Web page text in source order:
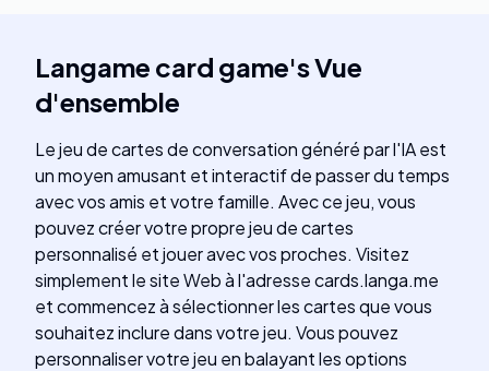
Langame card game'sVue
d'ensemble
Le jeu de cartes de conversation généré par l'IA est
un moyen amusant et interactif de passer du temps
avec vos amis et votre famille. Avec ce jeu, vous
pouvez créer votre propre jeu de cartes
personnalisé et jouer avec vos proches. Visitez
simplement le site Web à l'adresse cards.langa.me
et commencez à sélectionner les cartes que vous
souhaitez inclure dans votre jeu. Vous pouvez
personnaliser votre jeu en balayant les options